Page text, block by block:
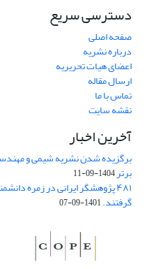
دسترسی سریع
صفحه اصلی
درباره نشریه
اعضای هیات تحریریه
ارسال مقاله
تماس با ما
نقشه سایت
آخرین اخبار
برگزیده شدن نشریه شیمی و
برتر1404-09-11
۴۸۱ پژوهشگر ایرانی در زمره
گرفتند.1401-09-07